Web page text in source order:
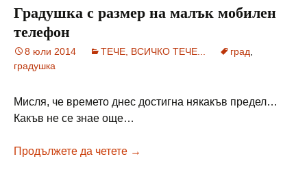
Градушка с размер на малък мобилен
телефон
8 юли 2014 ТЕЧЕ, ВСИЧКО ТЕЧЕ... град,
градушка
Мисля, че времето днес достигна някакъв предел…
Какъв не се знае още…
Продължете да четете Градушка с размер на малък
→